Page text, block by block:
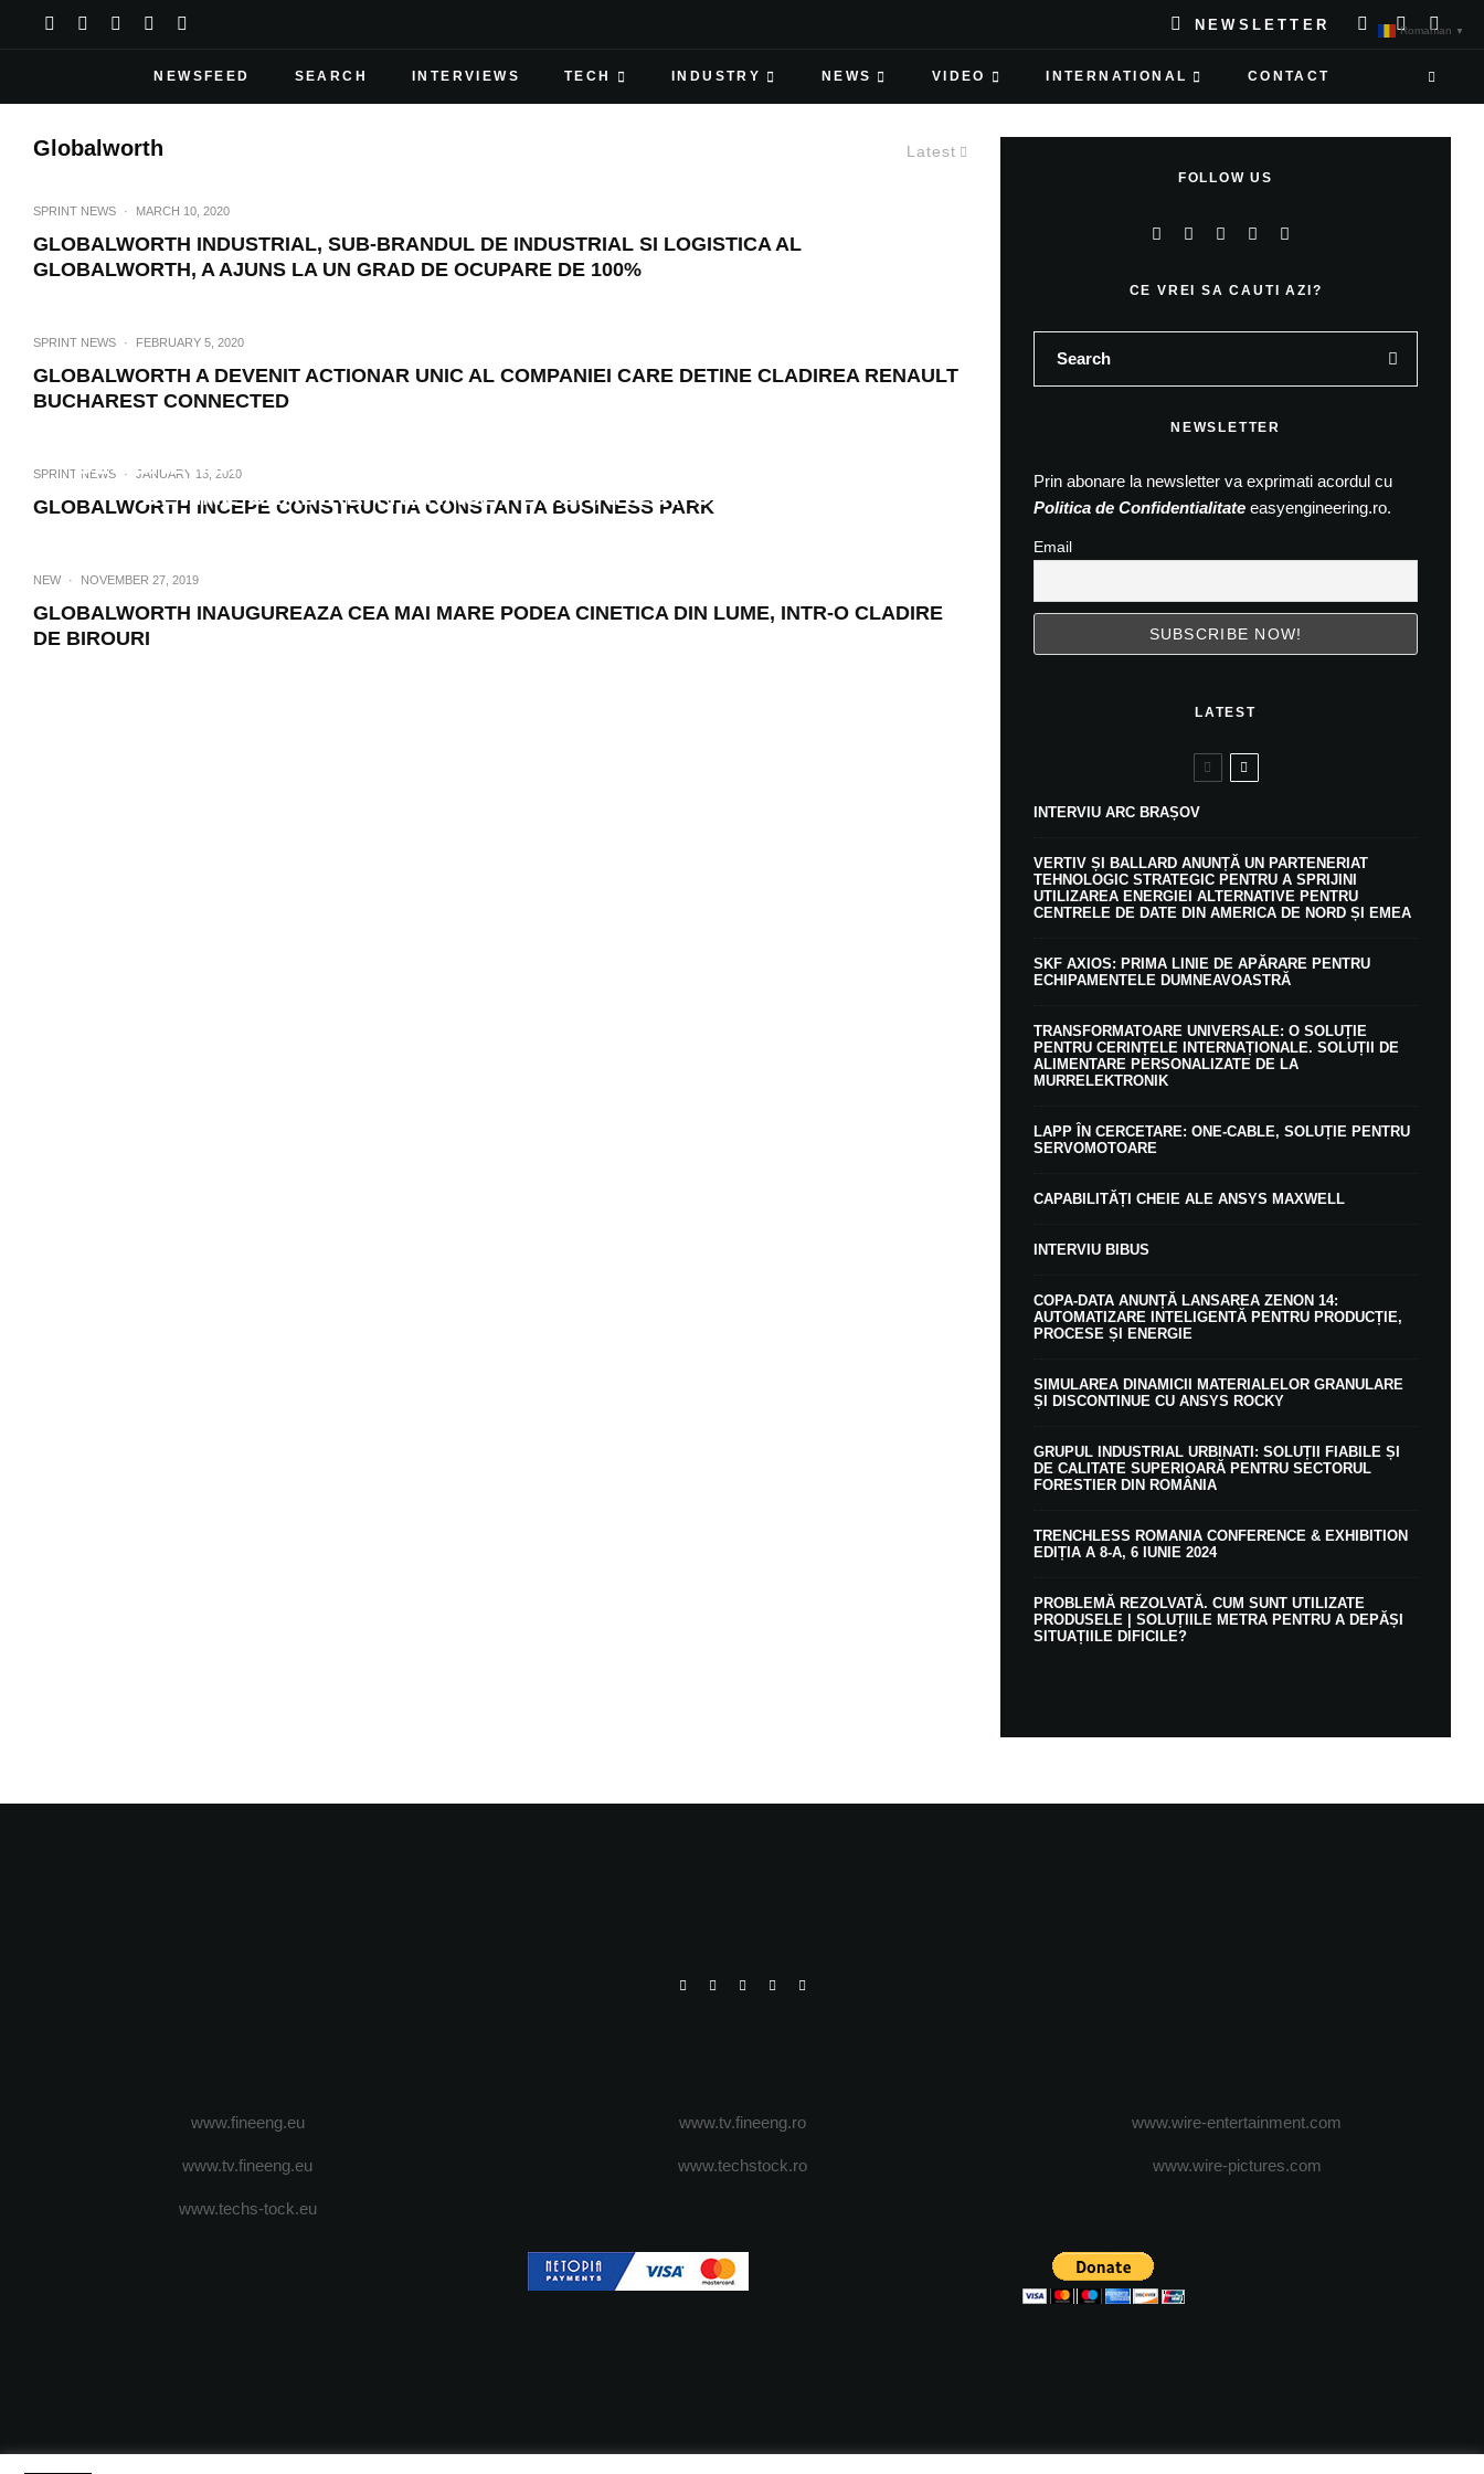
NEWSLETTER
NEWSFEED SEARCH INTERVIEWS TECH INDUSTRY NEWS VIDEO INTERNATIONAL CONTACT
Latest
Globalworth
SPRINT NEWS · MARCH 10, 2020
GLOBALWORTH INDUSTRIAL, SUB-BRANDUL DE INDUSTRIAL SI LOGISTICA AL
GLOBALWORTH, A AJUNS LA UN GRAD DE OCUPARE DE 100%
SPRINT NEWS · FEBRUARY 5, 2020
GLOBALWORTH A DEVENIT ACTIONAR UNIC AL COMPANIEI CARE DETINE CLADIREA RENAULT
BUCHAREST CONNECTED
GLOBALWORTH A DEVENIT ACTIONAR UNIC AL COMPANIEI CARE
DETINE CLADIREA RENAULT BUCHAREST CONNECTED
SPRINT NEWS · JANUARY 15, 2020
GLOBALWORTH INCEPE CONSTRUCTIA CONSTANTA BUSINESS PARK
NEW · NOVEMBER 27, 2019
GLOBALWORTH INAUGUREAZA CEA MAI MARE PODEA CINETICA DIN LUME, INTR-O CLADIRE
DE BIROURI
FOLLOW US
CE VREI SA CAUTI AZI?
NEWSLETTER
Prin abonare la newsletter va exprimati acordul cu
Politica de Confidentialitate easyengineering.ro.
Email
LATEST
INTERVIU ARC BRAȘOV
VERTIV ȘI BALLARD ANUNȚĂ UN PARTENERIAT
TEHNOLOGIC STRATEGIC PENTRU A SPRIJINI
UTILIZAREA ENERGIEI ALTERNATIVE PENTRU
CENTRELE DE DATE DIN AMERICA DE NORD ȘI EMEA
SKF AXIOS: PRIMA LINIE DE APĂRARE PENTRU
ECHIPAMENTELE DUMNEAVOASTRĂ
TRANSFORMATOARE UNIVERSALE: O SOLUȚIE
PENTRU CERINȚELE INTERNAȚIONALE. SOLUȚII DE
ALIMENTARE PERSONALIZATE DE LA
MURRELEKTRONIK
LAPP ÎN CERCETARE: ONE-CABLE, SOLUȚIE PENTRU
SERVOMOTOARE
CAPABILITĂȚI CHEIE ALE ANSYS MAXWELL
INTERVIU BIBUS
COPA-DATA ANUNȚĂ LANSAREA ZENON 14:
AUTOMATIZARE INTELIGENTĂ PENTRU PRODUCȚIE,
PROCESE ȘI ENERGIE
SIMULAREA DINAMICII MATERIALELOR GRANULARE
ȘI DISCONTINUE CU ANSYS ROCKY
GRUPUL INDUSTRIAL URBINATI: SOLUȚII FIABILE ȘI
DE CALITATE SUPERIOARĂ PENTRU SECTORUL
FORESTIER DIN ROMÂNIA
TRENCHLESS ROMANIA CONFERENCE & EXHIBITION
EDIȚIA A 8-A, 6 IUNIE 2024
PROBLEMĂ REZOLVATĂ. CUM SUNT UTILIZATE
PRODUSELE | SOLUȚIILE METRA PENTRU A DEPĂȘI
SITUAȚIILE DIFICILE?
www.fineeng.eu
www.tv.fineeng.eu
www.techs-tock.eu
www.tv.fineeng.ro
www.techstock.ro
www.wire-entertainment.com
www.wire-pictures.com
Romanian ▼